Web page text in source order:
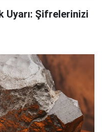
Uyarı: Şifrelerinizi